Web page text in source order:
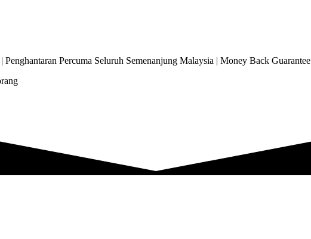
Percuma Seluruh Semenanjung Malaysia | Money Back Guarantee